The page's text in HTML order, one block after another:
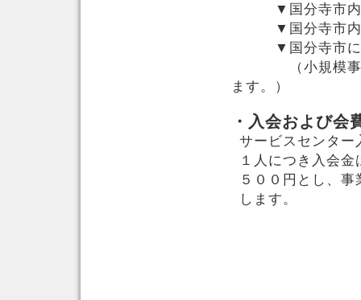
▼国分寺市内の
▼国分寺市内の
▼国分寺市に居
（小規模事業所
ます。）
・入会および会
サービスセンター
１人につき入会
５００円とし、
します。